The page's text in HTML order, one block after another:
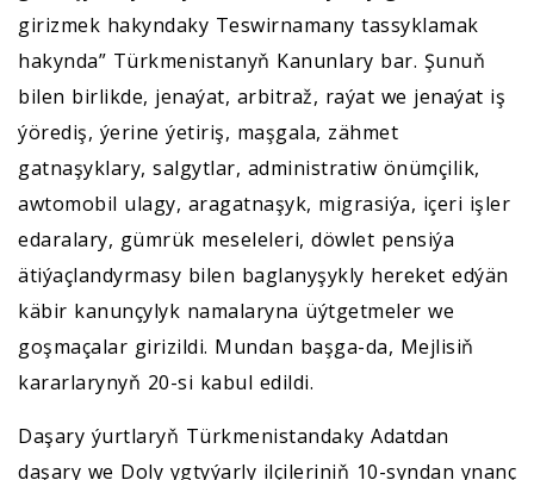
girizmek hakyndaky Teswirnamany tassyklamak
hakynda” Türkmenistanyň Kanunlary bar. Şunuň
bilen birlikde, jenaýat, arbitraž, raýat we jenaýat iş
ýörediş, ýerine ýetiriş, maşgala, zähmet
gatnaşyklary, salgytlar, administratiw önümçilik,
awtomobil ulagy, aragatnaşyk, migrasiýa, içeri işler
edaralary, gümrük meseleleri, döwlet pensiýa
ätiýaçlandyrmasy bilen baglanyşykly hereket edýän
käbir kanunçylyk namalaryna üýtgetmeler we
goşmaçalar girizildi. Mundan başga-da, Mejlisiň
kararlarynyň 20-si kabul edildi.
Daşary ýurtlaryň Türkmenistandaky Adatdan
daşary we Doly ygtyýarly ilçileriniň 10-syndan ynanç